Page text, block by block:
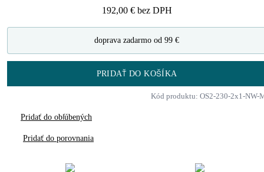
192,00 € bez DPH
doprava zadarmo od 99 €
PRIDAŤ DO KOŠÍKA
Kód produktu: OS2-230-2x1-NW-
Pridať do obľúbených
Pridať do porovnania